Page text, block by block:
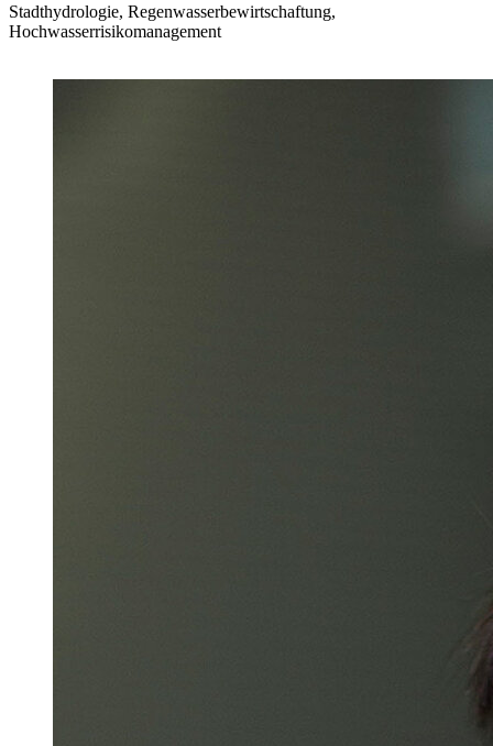
Stadthydrologie, Regenwasserbewirtschaftung,
Hochwasserrisikomanagement